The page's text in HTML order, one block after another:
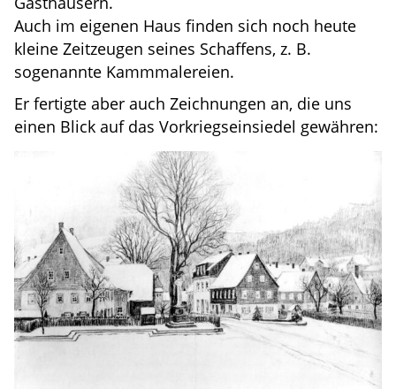
Auch im eigenen Haus finden sich noch heute
kleine Zeitzeugen seines Schaffens, z. B.
sogenannte Kammmalereien.
Er fertigte aber auch Zeichnungen an, die uns
einen Blick auf das Vorkriegseinsiedel gewähren: